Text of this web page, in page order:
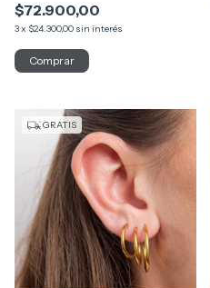
$72.900,00
3x $24.300,00 sin interés
GRATIS